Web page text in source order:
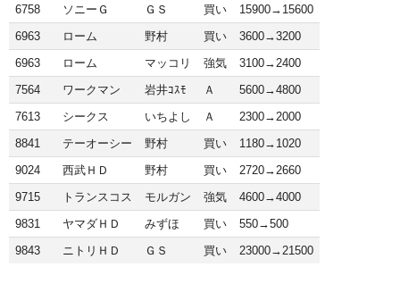
6758
ソニーＧ ＧＳ 買い
15900→15600
6963
ローム 野村 買い
3600→3200
6963
ローム マッコリ 強気
3100→2400
7564
ワークマン 岩井ｺｽﾓ Ａ
5600→4800
7613
シークス いちよし Ａ
2300→2000
8841
テーオーシー 野村 買い
1180→1020
9024
西武ＨＤ 野村 買い
2720→2660
9715
トランスコス モルガン 強気
4600→4000
9831
ヤマダＨＤ みずほ 買い
550→500
9843
ニトリＨＤ ＧＳ 買い 23000→21500